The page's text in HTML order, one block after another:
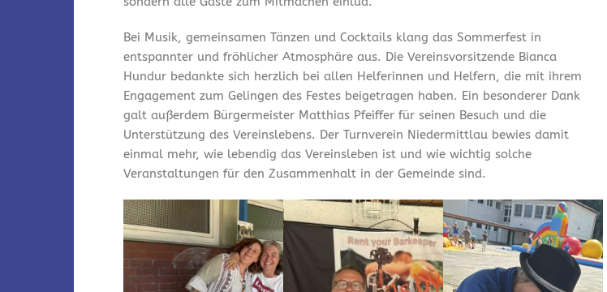
Bei Musik, gemeinsamen Tänzen und Cocktails klang das Sommerfest in
entspannter und fröhlicher Atmosphäre aus. Die Vereinsvorsitzende Bianca
Hundur bedankte sich herzlich bei allen Helferinnen und Helfern, die mit ihrem
Engagement zum Gelingen des Festes beigetragen haben. Ein besonderer Dank
galt außerdem Bürgermeister Matthias Pfeiffer für seinen Besuch und die
Unterstützung des Vereinslebens. Der Turnverein Niedermittlau bewies damit
einmal mehr, wie lebendig das Vereinsleben ist und wie wichtig solche
Veranstaltungen für den Zusammenhalt in der Gemeinde sind.